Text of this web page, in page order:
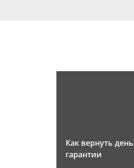
Как вернуть
гарантии